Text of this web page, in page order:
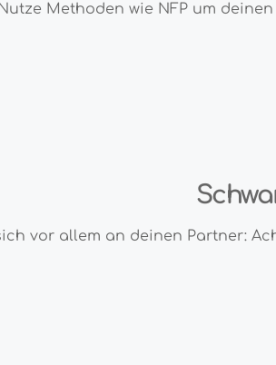
Methoden wie NFP um
vor allem an deinen Partner: